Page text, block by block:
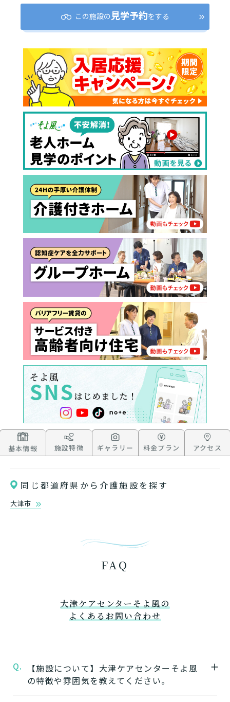
この施設の 見学予約をする
基本情報 施設特徴 ギャラリー 料金プラン アクセス
同じ都道府県から介護施設を探す
大津市
FAQ
大津ケアセンターそよ風の
よくあるお問い合わせ
Q.
【施設について】大津ケアセンターそよ風
の特徴や雰囲気を教えてください。
あなたに適しているのは?
介護保険サービスは20種類以上あり、それぞれ
用途やご利用目的が違います。
「どのサービスを使ったらいいのかわからな
い!」という方は、
まずはどんなサービスがあ
なたに適しているのか簡単にチェックしてみま
しょう!最大4つの質問に答えていただくだけ
で、おすすめの介護保険サービスを紹介しま
す。
診断スタート
要介護認定を受け、要支援１～２、
要介護１～５、いずれかの判定を受
けていますか？
はい
いいえ or
非該当(自立)
と判定された
を使いたいですか？
老人ホームなどの施設に移り住みた
いですか？
自宅で生活しながら
使いたい
施設へ移り住みたい
現在、日常生活を送るうえで誰かの
介護などサポートが必要ですか？
必要
必要ない
たいですか？
介護施設へ通いたいですか？
通いたい
来てもらいたい
認知症の診断を受けていますか？
または物忘れなど認知症の疑いはあ
りますか？
はい
いいえ
一時的に宿泊したいですか？
日帰りで使いたい
一時的に宿泊したい
要支援１～２・要介護１～２です
か？
要介護３～５ですか？
要支援１～２
要介護１～２
要介護３～５